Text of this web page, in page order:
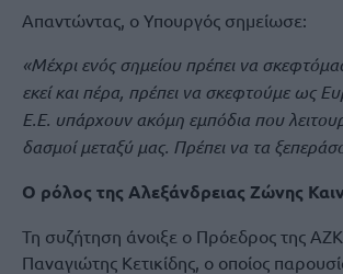
Απαντώντας, ο Υπουργός σημείωσε:
«Μέχρι ενός σημείου πρέπει να
εκεί και πέρα, πρέπει να σκεφτούμε ως
Ε.Ε. υπάρχουν ακόμη εμπόδια που
δασμοί μεταξύ μας. Πρέπει να τα
Ο ρόλος της Αλεξάνδρειας Ζώνης
Τη συζήτηση άνοιξε ο Πρόεδρος της
Παναγιώτης Κετικίδης, ο οποίος